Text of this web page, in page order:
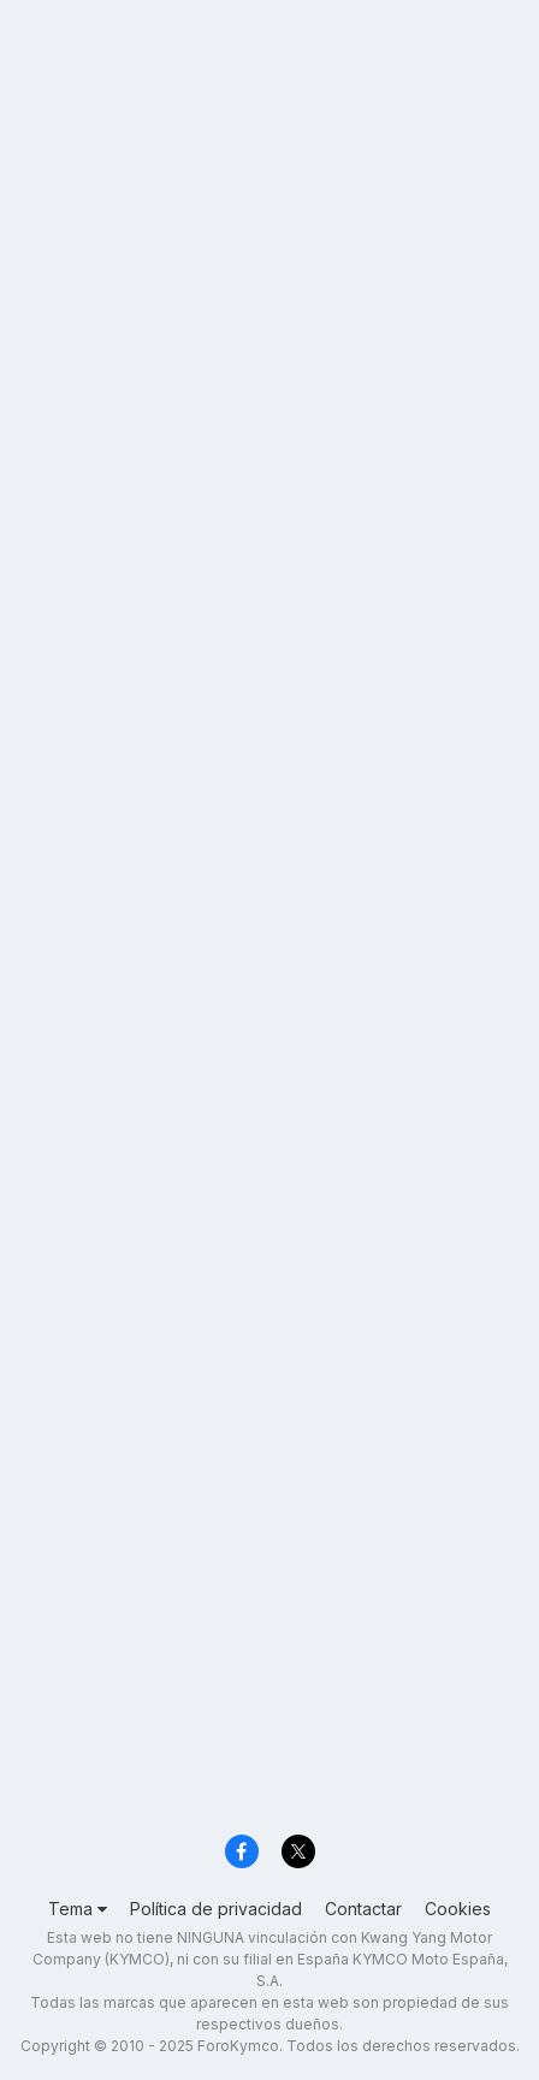
Tema Política de privacidad Contactar Cookies
Esta web no tiene NINGUNA vinculación con Kwang Yang Motor
Company (KYMCO), ni con su filial en España KYMCO Moto España,
S.A.
Todas las marcas que aparecen en esta web son propiedad de sus
respectivos dueños.
Copyright © 2010 - 2025 ForoKymco. Todos los derechos reservados.